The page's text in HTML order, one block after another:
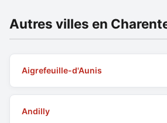
Autres villes en
Aigrefeuille-d'Aunis
Andilly